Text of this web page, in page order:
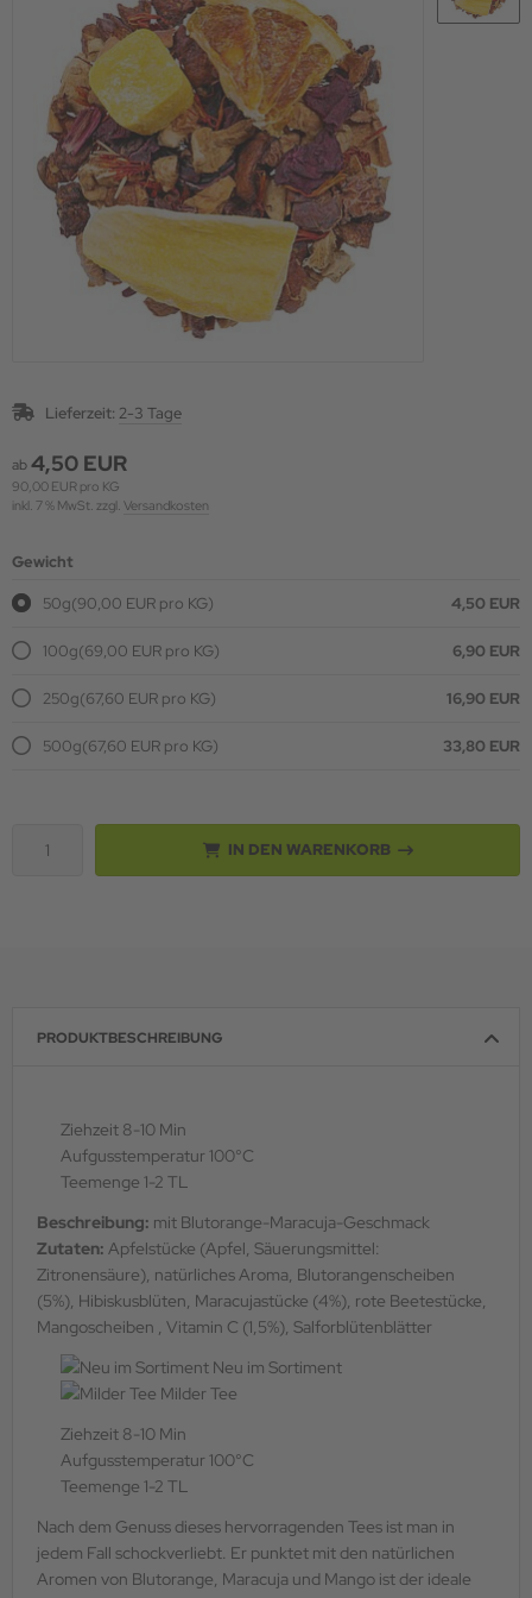
Lieferzeit: 2-3 Tage
ab4,50 EUR
90,00 EUR pro KG
inkl. 7 % MwSt. zzgl. Versandkosten
Gewicht
50g(90,00 EUR pro KG) 4,50 EUR
100g(69,00 EUR pro KG) 6,90 EUR
250g(67,60 EUR pro KG) 16,90 EUR
500g(67,60 EUR pro KG) 33,80 EUR
IN DEN WARENKORB
PRODUKTBESCHREIBUNG
Ziehzeit 8-10 Min
Aufgusstemperatur 100°C
Teemenge 1-2 TL
Beschreibung: mit Blutorange-Maracuja-Geschmack
Zutaten: Apfelstücke (Apfel, Säuerungsmittel:
Zitronensäure), natürliches Aroma, Blutorangenscheiben
(5%), Hibiskusblüten, Maracujastücke (4%), rote Beetestücke,
Mangoscheiben , Vitamin C (1,5%), Salforblütenblätter
Neu im Sortiment
Milder Tee
Ziehzeit 8-10 Min
Aufgusstemperatur 100°C
Teemenge 1-2 TL
Nach dem Genuss dieses hervorragenden Tees ist man in
jedem Fall schockverliebt. Er punktet mit den natürlichen
Aromen von Blutorange, Maracuja und Mango ist der ideale